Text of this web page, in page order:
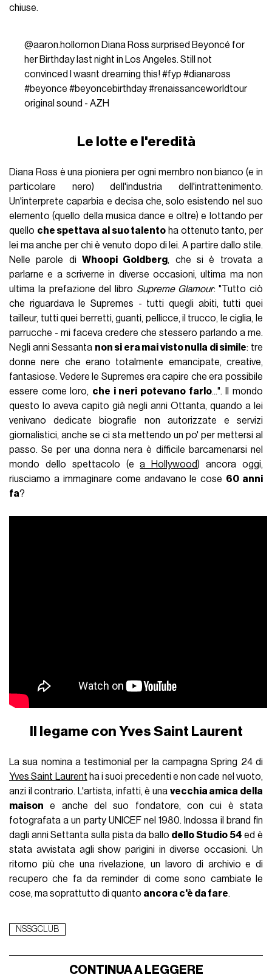
chiuse.
@aaron.hollomon Diana Ross surprised Beyoncé for
her Birthday last night in Los Angeles. Still not
convinced I wasnt dreaming this! #fyp #dianaross
#beyonce #beyoncebirthday#renaissanceworldtour
original sound - AZH
Le lotte e l'eredità
Diana Ross è una pioniera per ogni membro non bianco (e in
particolare nero) dell'industria dell'intrattenimento.
Un'interprete caparbia e decisa che, solo esistendo nel suo
elemento (quello della musica dance e oltre) e lottando per
quello che spettava al suo talento ha ottenuto tanto, per
lei ma anche per chi è venuto dopo di lei. A partire dallo stile.
Nelle parole diWhoopi Goldberg, che si è trovata a
parlarne e a scriverne in diverse occasioni, ultima ma non
ultima la prefazione del libro Supreme Glamour: "Tutto ciò
che riguardava le Supremes - tutti quegli abiti, tutti quei
tailleur, tutti quei berretti, guanti, pellicce, il trucco, le ciglia, le
parrucche - mi faceva credere che stessero parlando a me.
Negli anni Sessanta non si era mai visto nulla di simile: tre
donne nere che erano totalmente emancipate, creative,
fantasiose. Vedere le Supremes era capire che era possibile
essere come loro, che i neri potevano farlo...".
Il mondo
questo lo aveva capito già negli anni Ottanta, quando a lei
venivano dedicate biografie non autorizzate e servizi
giornalistici, anche se ci sta mettendo un po' per mettersi al
passo. Se per una donna nera è difficile barcamenarsi nel
mondo dello spettacolo (ea Hollywood) ancora oggi,
riusciamo a immaginare come andavano le cose 60 anni
fa?
Il legame con Yves Saint Laurent
La sua nomina a testimonial per la campagna Spring 24 di
Yves Saint Laurent ha i suoi precedenti e non cade nel vuoto,
anzi il contrario. L'artista, infatti, è una vecchia amica della
maison e anche del suo fondatore, con cui è stata
fotografata a un party UNICEF nel 1980. Indossa il brand fin
dagli anni Settanta sulla pista da ballo dello Studio 54 ed è
stata avvistata agli show parigini in diverse occasioni. Un
ritorno più che una rivelazione, un lavoro di archivio e di
recupero che fa da reminder di come sono cambiate le
cose, ma soprattutto di quanto ancora c'è da fare.
NSSGCLUB
CONTINUA A LEGGERE